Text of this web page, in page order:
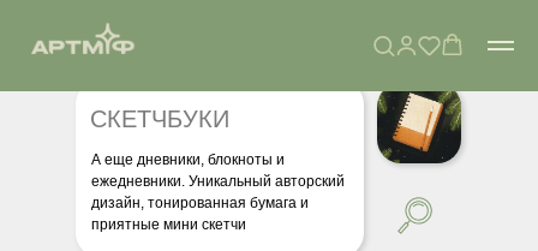
СКЕТЧБУКИ
А еще дневники, блокноты и
ежедневники. Уникальный авторский
дизайн, тонированная бумага и
приятные мини скетчи